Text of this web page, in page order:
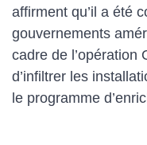
affirment qu’il a été
gouvernements
cadre de l’opération
d’infiltrer les
le programme